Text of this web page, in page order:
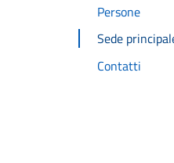
Persone
Sede
Contatti